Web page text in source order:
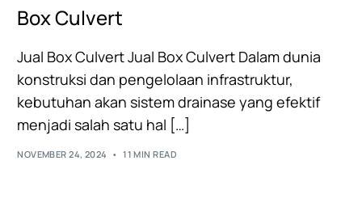
Box Culvert
Jual Box Culvert Jual Box Culvert Dalam dunia
konstruksi dan pengelolaan infrastruktur,
kebutuhan akan sistem drainase yang efektif
menjadi salah satu hal […]
NOVEMBER 24, 2024 11 MIN READ